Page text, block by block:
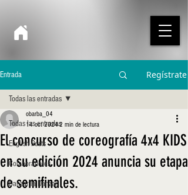
Entrada Regístrate
Todas las entradas
English Posts
Colaboradores
Danzar la Danza!
Todas las entradas
El concurso de coreografía 4x4 KIDS
en su edición 2024 anuncia su etapa
de semifinales.
obarba_04
14 oct 20242 min de lectura